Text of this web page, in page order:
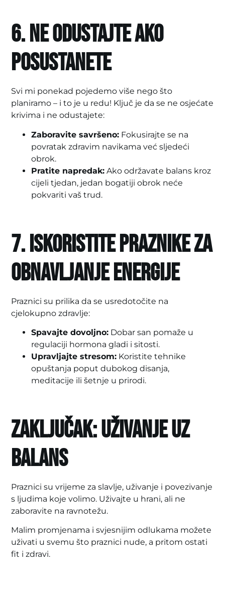
6. Ne odustajte ako
posustanete
Svi mi ponekad pojedemo više nego što
planiramo – i to je u redu! Ključ je da se ne osjećate
krivima i ne odustajete:
Zaboravite savršeno: Fokusirajte se na
povratak zdravim navikama već sljedeći
obrok.
Pratite napredak: Ako održavate balans kroz
cijeli tjedan, jedan bogatiji obrok neće
pokvariti vaš trud.
7. Iskoristite praznike za
obnavljanje energije
Praznici su prilika da se usredotočite na
cjelokupno zdravlje:
Spavajte dovoljno: Dobar san pomaže u
regulaciji hormona gladi i sitosti.
Upravljajte stresom: Koristite tehnike
opuštanja poput dubokog disanja,
meditacije ili šetnje u prirodi.
Zaključak: Uživanje uz
balans
Praznici su vrijeme za slavlje, uživanje i povezivanje
s ljudima koje volimo. Uživajte u hrani, ali ne
zaboravite na ravnotežu.
Malim promjenama i svjesnijim odlukama možete
uživati u svemu što praznici nude, a pritom ostati
fit i zdravi.